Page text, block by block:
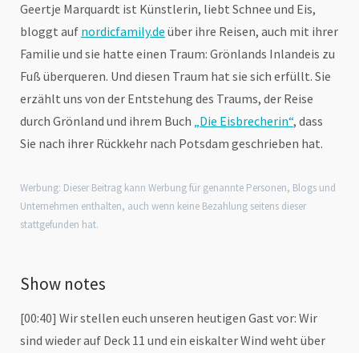
Geertje Marquardt ist Künstlerin, liebt Schnee und Eis,
bloggt auf nordicfamily.de über ihre Reisen, auch mit ihrer
Familie und sie hatte einen Traum: Grönlands Inlandeis zu
Fuß überqueren. Und diesen Traum hat sie sich erfüllt. Sie
erzählt uns von der Entstehung des Traums, der Reise
durch Grönland und ihrem Buch „Die Eisbrecherin“, dass
Sie nach ihrer Rückkehr nach Potsdam geschrieben hat.
Werbung: Dieser Beitrag kann Werbung für genannte Personen, Blogs und
Unternehmen enthalten, auch wenn keine Bezahlung seitens dieser
stattgefunden hat.
Show notes
[00:40] Wir stellen euch unseren heutigen Gast vor: Wir
sind wieder auf Deck 11 und ein eiskalter Wind weht über